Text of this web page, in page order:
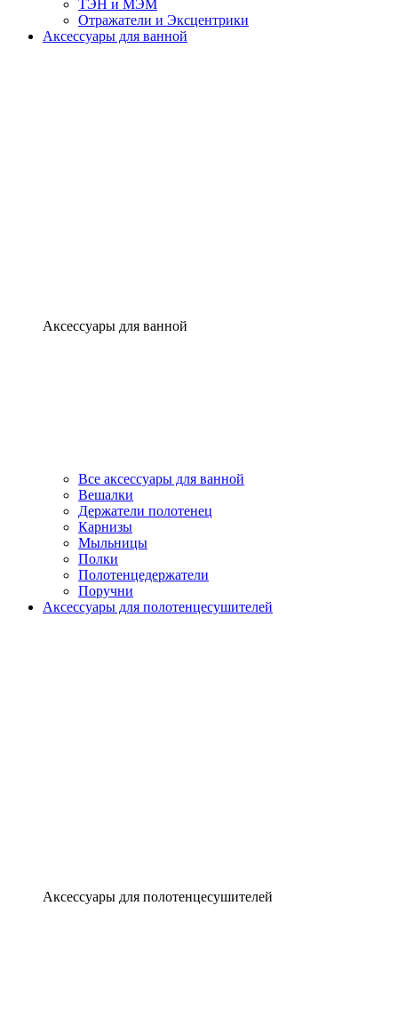
ТЭН и МЭМ
Отражатели и Эксцентрики
Аксессуары для ванной
Аксессуары для ванной
Все аксессуары для ванной
Вешалки
Держатели полотенец
Карнизы
Мыльницы
Полки
Полотенцедержатели
Поручни
Аксессуары для полотенцесушителей
Аксессуары для полотенцесушителей